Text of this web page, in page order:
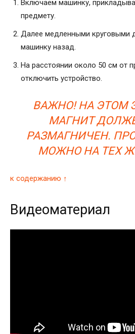
Включаем машинку,
предмету.
Далее медленными круговыми
машинку назад.
На расстоянии около 50 см от
отключить устройство.
ВАЖНО! НА ЭТОМ
МАГНИТ
РАЗМАГНИЧЕН.
МОЖНО НА ТЕХ
к содержанию ↑
Видеоматериал